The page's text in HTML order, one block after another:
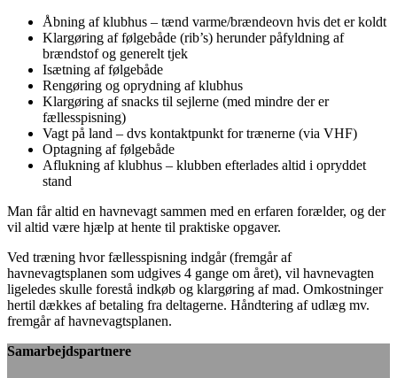
Åbning af klubhus – tænd varme/brændeovn hvis det er koldt
Klargøring af følgebåde (rib’s) herunder påfyldning af
brændstof og generelt tjek
Isætning af følgebåde
Rengøring og oprydning af klubhus
Klargøring af snacks til sejlerne (med mindre der er
fællesspisning)
Vagt på land – dvs kontaktpunkt for trænerne (via VHF)
Optagning af følgebåde
Aflukning af klubhus – klubben efterlades altid i opryddet
stand
Man får altid en havnevagt sammen med en erfaren forælder, og der
vil altid være hjælp at hente til praktiske opgaver.
Ved træning hvor fællesspisning indgår (fremgår af
havnevagtsplanen som udgives 4 gange om året), vil havnevagten
ligeledes skulle forestå indkøb og klargøring af mad. Omkostninger
hertil dækkes af betaling fra deltagerne. Håndtering af udlæg mv.
fremgår af havnevagtsplanen.
Samarbejdspartnere